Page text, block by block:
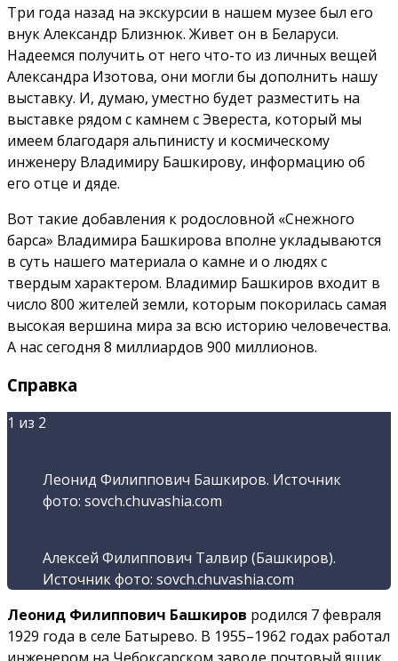
Три года назад на экскурсии в нашем музее был его
внук Александр Близнюк. Живет он в Беларуси.
Надеемся получить от него что-то из личных вещей
Александра Изотова, они могли бы дополнить нашу
выставку. И, думаю, уместно будет разместить на
выставке рядом с камнем с Эвереста, который мы
имеем благодаря альпинисту и космическому
инженеру Владимиру Башкирову, информацию об
его отце и дяде.
Вот такие добавления к родословной «Снежного
барса» Владимира Башкирова вполне укладываются
в суть нашего материала о камне и о людях с
твердым характером. Владимир Башкиров входит в
число 800 жителей земли, которым покорилась самая
высокая вершина мира за всю историю человечества.
А нас сегодня 8 миллиардов 900 миллионов.
Справка
1 из 2
Леонид Филиппович Башкиров. Источник
фото: sovch.chuvashia.com
Алексей Филиппович Талвир (Башкиров).
Источник фото: sovch.chuvashia.com
Леонид Филиппович Башкиров родился 7 февраля
1929 года в селе Батырево. В 1955–1962 годах работал